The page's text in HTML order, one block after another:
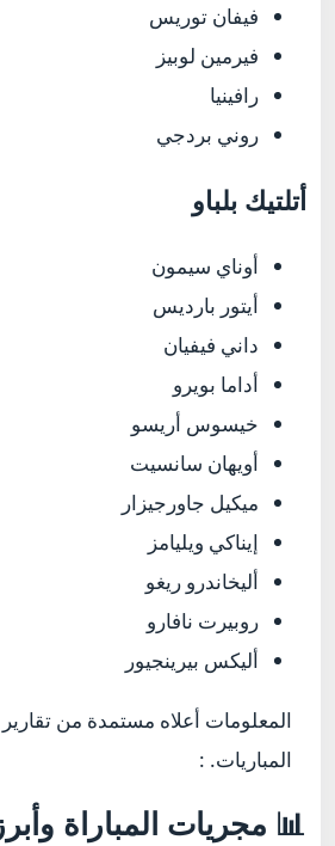
فيفان توريس
فيرمين لوبيز
رافينيا
روني بردجي
أتلتيك بلباو
أوناي سيمون
أيتور بارديس
داني فيفيان
أداما بويرو
خيسوس أريسو
أويهان سانسيت
ميكيل جاورجيزار
إيناكي ويليامز
أليخاندرو ريغو
روبيرت نافارو
أليكس بيرينجيور
المعلومات أعلاه مستمدة من
المباريات. :
📊 مجريات المباراة